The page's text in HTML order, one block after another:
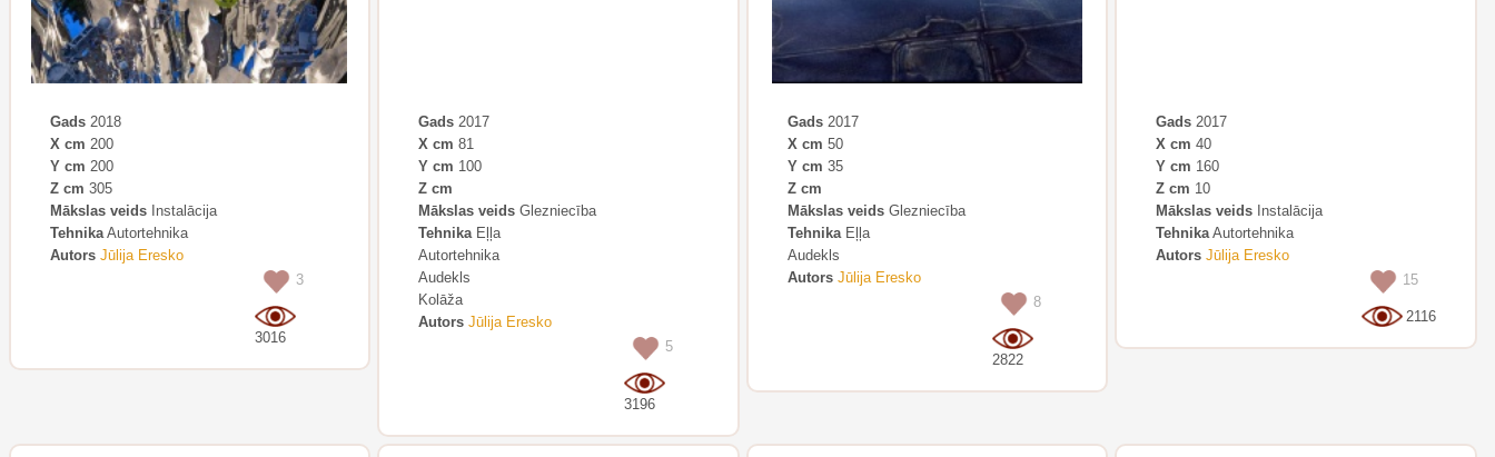
Gads 2018
X cm 200
Y cm 200
Z cm 305
Mākslas veids Instalācija
TehnikaAutortehnika
Autors Jūlija Eresko
3
3016
Gads 2017
X cm 81
Y cm 100
Z cm
Mākslas veids Glezniecība
TehnikaEļļa
Autortehnika
Audekls
Kolāža
Autors Jūlija Eresko
5
3196
Gads2017
X cm 50
Y cm 35
Z cm
Mākslas veidsGlezniecība
TehnikaEļļa
Audekls
Autors Jūlija Eresko
8
2822
Gads 2017
X cm 40
Y cm 160
Z cm 10
Mākslas veids Instalācija
TehnikaAutortehnika
Autors Jūlija Eresko
15
2116